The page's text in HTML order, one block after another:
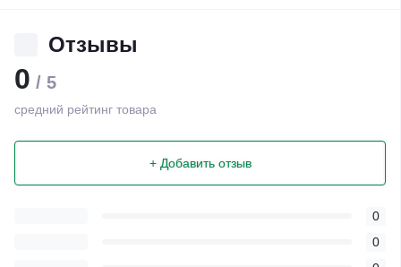
Отзывы
0 / 5
средний рейтинг товара
+ Добавить отзыв
0
0